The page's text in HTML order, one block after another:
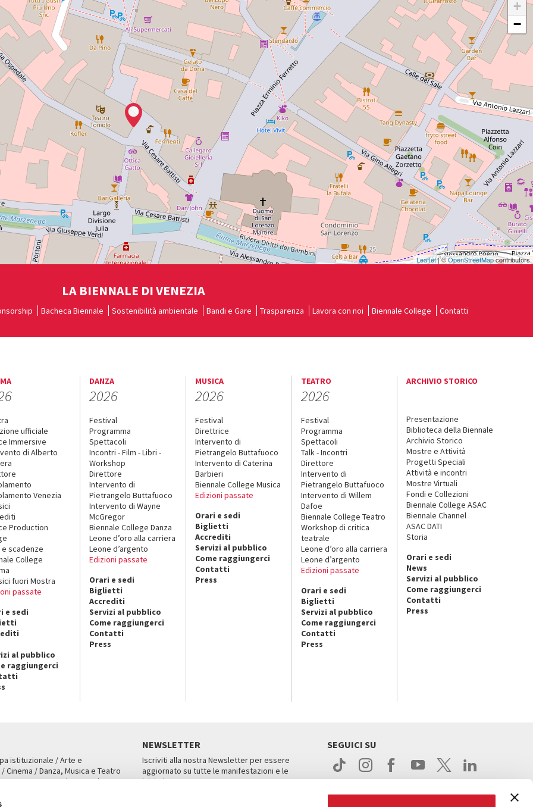
+
−
Leaflet| ©OpenStreetMapcontributors
LA BIENNALE DI VENEZIA
Bacheca Biennale Sostenibilità ambientale Bandi e Gare Trasparenza Lavora con noi Biennale College Contatti
ufficiale
Immersive
di Alberto
Venezia
Production
e scadenze
College
fuori Mostra
passate
e sedi
al pubblico
raggiungerci
DANZA
2026
Festival
Programma
Spettacoli
Incontri - Film - Libri -
Workshop
Direttore
Intervento di
Pietrangelo Buttafuoco
Intervento di Wayne
McGregor
Biennale College Danza
Leone d’oro alla carriera
Leone d’argento
Edizioni passate
Orari e sedi
Biglietti
Accrediti
Servizi al pubblico
Come raggiungerci
Contatti
Press
MUSICA
2026
Festival
Direttrice
Intervento di
Pietrangelo Buttafuoco
Intervento di Caterina
Barbieri
Biennale College Musica
Edizioni passate
Orari e sedi
Biglietti
Accrediti
Servizi al pubblico
Come raggiungerci
Contatti
Press
TEATRO
2026
Festival
Programma
Spettacoli
Talk - Incontri
Direttore
Intervento di
Pietrangelo Buttafuoco
Intervento di Willem
Dafoe
Biennale College Teatro
Workshop di critica
teatrale
Leone d’oro alla carriera
Leone d’argento
Edizioni passate
Orari e sedi
Biglietti
Servizi al pubblico
Come raggiungerci
Contatti
Press
ARCHIVIO STORICO
Presentazione
Biblioteca della Biennale
Archivio Storico
Mostre e Attività
Progetti Speciali
Attività e incontri
Mostre Virtuali
Fondi e Collezioni
Biennale College ASAC
Biennale Channel
ASAC DATI
Storia
Orari e sedi
News
Servizi al pubblico
Come raggiungerci
Contatti
Press
istituzionale / Arte e
Cinema / Danza, Musica e Teatro
San Marco 1364/A, Venezia
NEWSLETTER
Iscriviti alla nostra Newsletter per essere
aggiornato su tutte le manifestazioni e le
iniziative.
SEGUICI SU